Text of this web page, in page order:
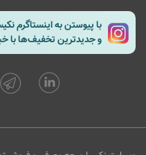
با پیوستن به اینستاگرم
و جدیدترین تخفیف‌ها با